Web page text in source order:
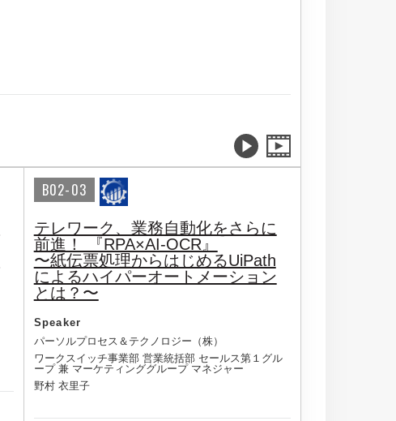
B02-03
テレワーク、業務自動化をさらに
前進！ 『RPA×AI-OCR』
〜紙伝票処理からはじめるUiPath
によるハイパーオートメーション
とは？〜
Speaker
パーソルプロセス＆テクノロジー（株）
ワークスイッチ事業部 営業統括部 セールス第１グル
ープ 兼 マーケティンググループ マネジャー
野村 衣里子